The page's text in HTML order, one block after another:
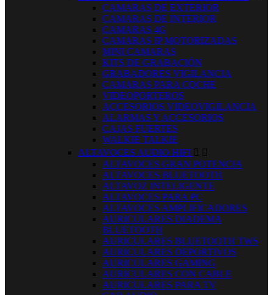
CAMARAS DE EXTERIOR
CAMARAS DE INTERIOR
CAMARAS 4G
CAMARAS IP MOTORIZADAS
MINI CAMARAS
KITS DE GRABACIÓN
GRABADORES VIGILANCIA
CAMARAS PARA COCHE
VIDEOPORTEROS
ACCESORIOS VIDEOVIGILANCIA
ALARMAS Y ACCESORIOS
CAJAS FUERTES
WALKIE TALKIE
ALTAVOCES AUDIO HIFI  
ALTAVOCES GRAN POTENCIA
ALTAVOCES BLUETOOTH
ALTAVOZ INTELIGENTE
ALTAVOCES PARA PC
ALTAVOCES AMPLIFICADORES
AURICULARES DIADEMA
BLUETOOTH
AURICULARES BLUETOOTH TWS
AURICULARES DEPORTIVOS
AURICULARES GAMING
AURICULARES CON CABLE
AURICULARES PARA TV